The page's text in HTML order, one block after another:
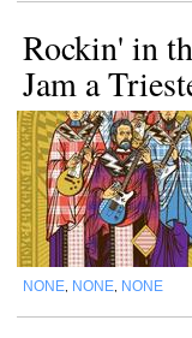
Rockin' in
Jam a
NONE NONE NONE